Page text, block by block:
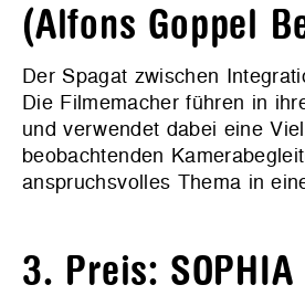
(Alfons Goppel
Der Spagat zwischen
Die Filmemacher führen in
und verwendet dabei eine
beobachtenden
anspruchsvolles Thema in
3. Preis: